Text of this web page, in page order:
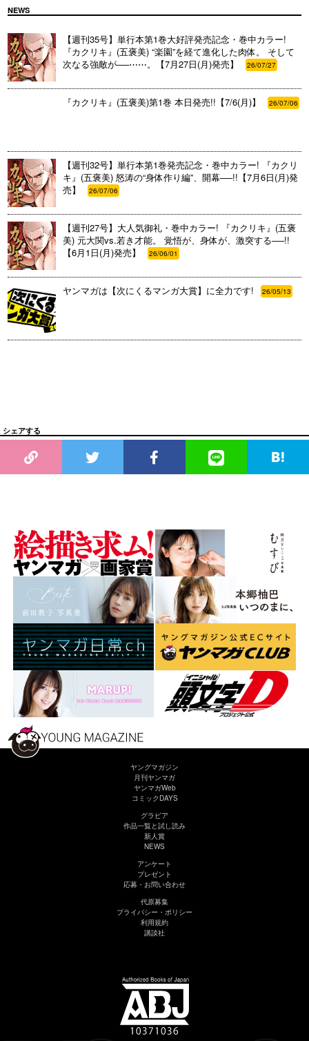
NEWS
【週刊35号】単行本第1巻大好評発売記念・巻中カラー!
『カクリキ』(五褒美) “楽園”を経て進化した肉体。 そして
次なる強敵が──⋯⋯。【7月27日(月)発売】
26/07/27
『カクリキ』(五褒美)第1巻 本日発売!!【7/6(月)】 26/07/06
【週刊32号】単行本第1巻発売記念・巻中カラー! 『カクリ
キ』(五褒美) 怒涛の“身体作り編”、開幕──!!【7月6日(月)発
売】
26/07/06
【週刊27号】大人気御礼・巻中カラー! 『カクリキ』(五褒
美) 元大関vs.若き才能。 覚悟が、身体が、激突する──!!
【6月1日(月)発売】
26/06/01
ヤンマガは【次にくるマンガ大賞】に全力です! 26/05/13
シェアする
ヤングマガジン
月刊ヤンマガ
ヤンマガWeb
コミックDAYS
グラビア
作品一覧と試し読み
新人賞
NEWS
アンケート
プレゼント
応募・お問い合わせ
代原募集
プライバシー・ポリシー
利用規約
講談社